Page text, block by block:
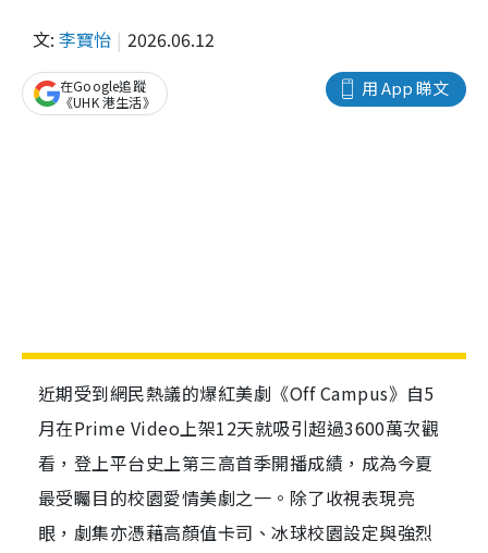
文: 李寶怡 2026.06.12
用 App 睇文
在Google追蹤
《UHK 港生活》
近期受到網民熱議的爆紅美劇《Off Campus》自5
月在Prime Video上架12天就吸引超過3600萬次觀
看，登上平台史上第三高首季開播成績，成為今夏
最受矚目的校園愛情美劇之一。除了收視表現亮
眼，劇集亦憑藉高顏值卡司、冰球校園設定與強烈